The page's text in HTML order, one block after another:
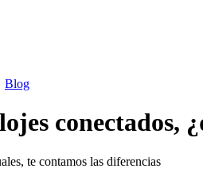
Blog
conectados,
te contamos las diferencias